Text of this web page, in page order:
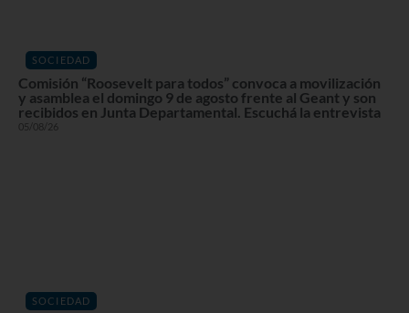
SOCIEDAD
Comisión “Roosevelt para todos” convoca a movilización
y asamblea el domingo 9 de agosto frente al Geant y son
recibidos en Junta Departamental. Escuchá la entrevista
05/08/26
SOCIEDAD